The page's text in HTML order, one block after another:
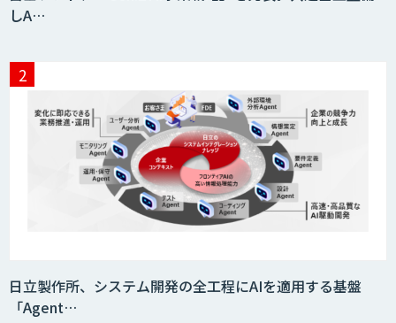
しA…
日立製作所、システム開発の全工程にAIを適用する基盤
「Agent…